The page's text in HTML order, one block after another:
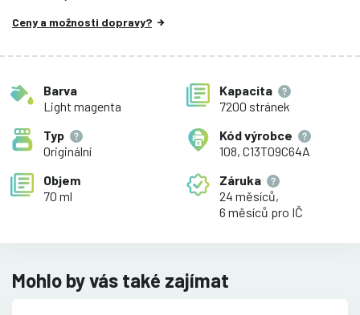
Ceny a možnosti dopravy?
Barva
Light magenta
Kapacita
7200 stránek
Typ
Originální
Kód výrobce
108, C13T09C64A
Objem
70 ml
Záruka
24 měsíců,
6 měsíců pro IČ
Mohlo by vás také zajímat